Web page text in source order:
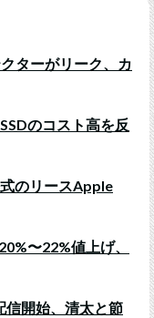
ターがリーク、カ
のコスト高を反
のリースApple
〜22%値上げ、
開始、清太と節